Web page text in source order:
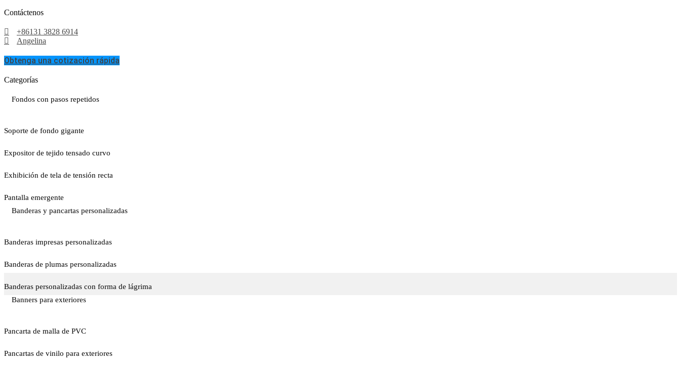
Contáctenos
+86131 3828 6914
Angelina
Obtenga una cotización rápida
Categorías
Fondos con pasos repetidos
Soporte de fondo gigante
Expositor de tejido tensado curvo
Exhibición de tela de tensión recta
Pantalla emergente
Banderas y pancartas personalizadas
Banderas impresas personalizadas
Banderas de plumas personalizadas
Banderas personalizadas con forma de lágrima
Banners para exteriores
Pancarta de malla de PVC
Pancartas de vinilo para exteriores